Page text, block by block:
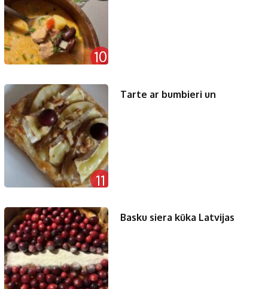
10
11
Tarte ar bumbieri un
Basku siera kūka Latvijas